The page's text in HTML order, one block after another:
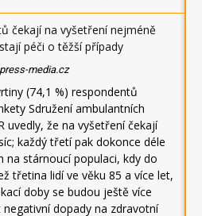
čekají na vyšetření nejméně
péči o těžší případy
media.cz
(74,1 %) respondentů
Sdružení ambulantních
uvedly, že na vyšetření čekají
každý třetí pak dokonce déle
na stárnoucí populaci, kdy do
třetina lidí ve věku 85 a více let,
doby se budou ještě více
dopady na zdravotní